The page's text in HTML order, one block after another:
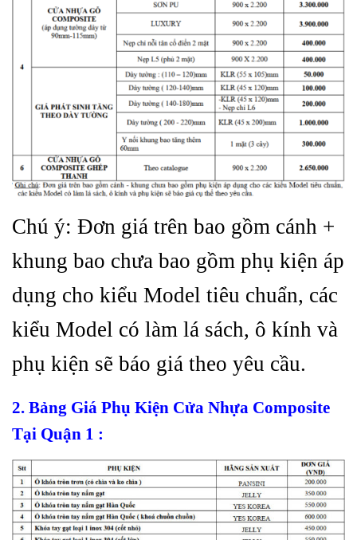
Chú ý: Đơn giá trên bao gồm cánh +
khung bao chưa bao gồm phụ kiện áp
dụng cho kiểu Model tiêu chuẩn, các
kiểu Model có làm lá sách, ô kính và
phụ kiện sẽ báo giá theo yêu cầu.
2. Bảng Giá Phụ Kiện Cửa Nhựa Composite
Tại Quận 1 :